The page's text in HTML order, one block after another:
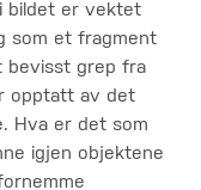
bildet er vektet
som et fragment
bevisst grep fra
opptatt av det
Hva er det som
igjen objektene